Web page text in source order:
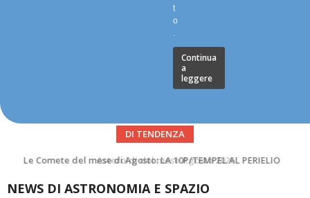
t
o
.
Continua
a
leggere
DI TENDENZA
Asteroidi del mese Agosto 2026
NEWS DI ASTRONOMIA E SPAZIO